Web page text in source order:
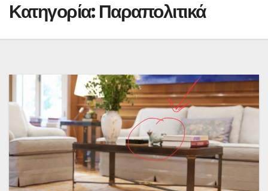
Κατηγορία: Παραπολιτικά